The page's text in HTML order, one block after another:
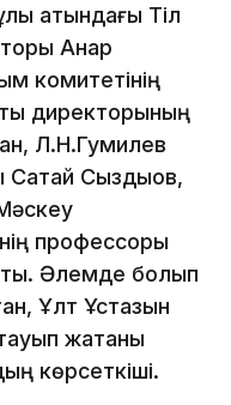
атындағы Тіл
Анар
комитетінің
директорының
Л.Н.Гумилев
Сыздықов,
профессоры
Әлемде болып
Ұлт Ұстазын
жатқаны
көрсеткіші.